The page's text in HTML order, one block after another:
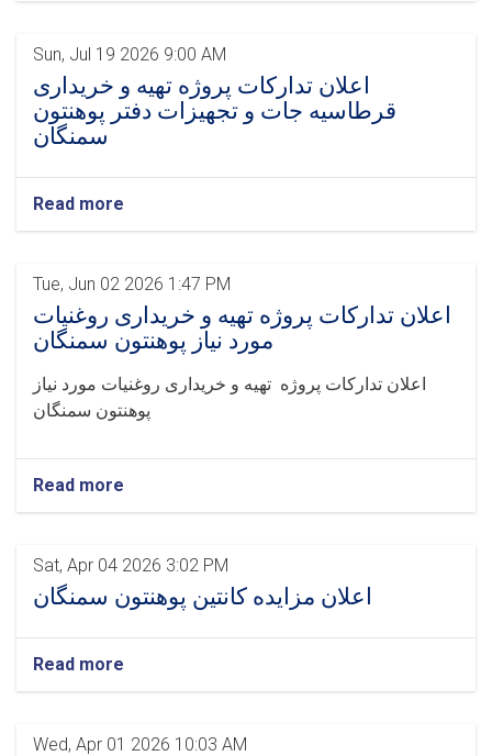
Sun, Jul 19 2026 9:00 AM
اعلان تدارکات پروژه تهیه و خریداری
قرطاسیه جات و تجهیزات دفتر پوهنتون
سمنگان
Read more
Tue, Jun 02 2026 1:47 PM
اعلان تدارکات پروژه تهیه و خریداری روغنیات
مورد نیاز پوهنتون سمنگان
اعلان تدارکات پروژه تهیه و خریداری روغنیات مورد نیاز
پوهنتون سمنگان
Read more
Sat, Apr 04 2026 3:02 PM
اعلان مزایده کانتین پوهنتون سمنگان
Read more
Wed, Apr 01 2026 10:03 AM